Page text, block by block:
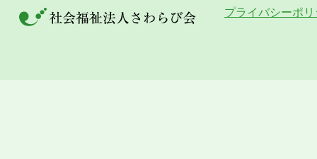
プライバシーポ